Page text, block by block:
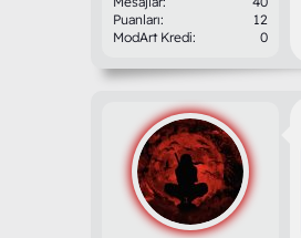
Puanları
12
ModArt Kredi
0